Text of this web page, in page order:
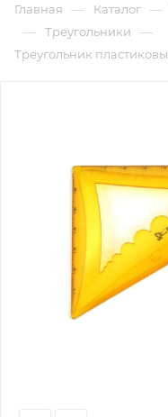
Главная — Каталог —
— Треугольники —
Треугольник